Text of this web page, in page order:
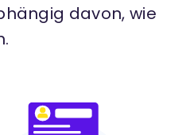
davon, wie